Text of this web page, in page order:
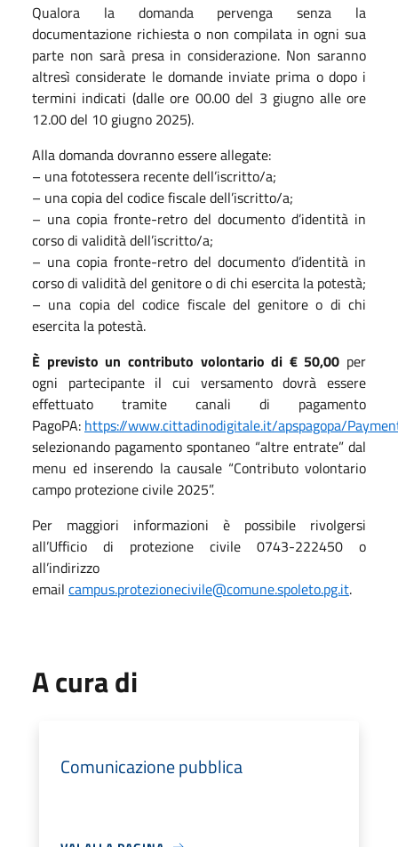
Qualora la domanda pervenga senza la
documentazione richiesta o non compilata in ogni sua
parte non sarà presa in considerazione. Non saranno
altresì considerate le domande inviate prima o dopo i
termini indicati (dalle ore 00.00 del 3 giugno alle ore
12.00 del 10 giugno 2025).
Alla domanda dovranno essere allegate:
– una fototessera recente dell’iscritto/a;
– una copia del codice fiscale dell’iscritto/a;
– una copia fronte-retro del documento d’identità in
corso di validità dell’iscritto/a;
– una copia fronte-retro del documento d’identità in
corso di validità del genitore o di chi esercita la potestà;
– una copia del codice fiscale del genitore o di chi
esercita la potestà.
È previsto un contributo volontario di € 50,00 per
ogni partecipante il cui versamento dovrà essere
effettuato tramite canali di pagamento
PagoPA: https://www.cittadinodigitale.it/apspagopa/
selezionando pagamento spontaneo “altre entrate” dal
menu ed inserendo la causale “Contributo volontario
campo protezione civile 2025”.
Per maggiori informazioni è possibile rivolgersi
all’Ufficio di protezione civile 0743-222450 o
all’indirizzo
email campus.protezionecivile@comune.spoleto.pg.it.
A cura di
Comunicazione pubblica